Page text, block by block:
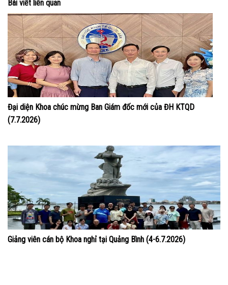
Bài viết liên quan
Đại diện Khoa chúc mừng Ban Giám đốc mới của ĐH KTQD
(7.7.2026)
Giảng viên cán bộ Khoa nghỉ tại Quảng Bình (4-6.7.2026)